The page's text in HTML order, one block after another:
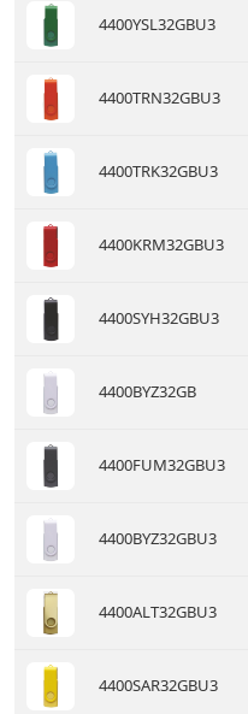
4400YSL32GBU3
4400TRN32GBU3
4400TRK32GBU3
4400KRM32GBU3
4400SYH32GBU3
4400BYZ32GB
4400FUM32GBU3
4400BYZ32GBU3
4400ALT32GBU3
4400SAR32GBU3